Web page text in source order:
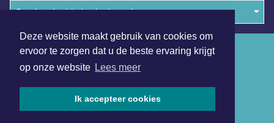
Deze website maakt gebruik van cookies om
ervoor te zorgen dat u de beste ervaring krijgt
op onze website Lees meer
Ik accepteer cookies
Overige dagbladen in de regio
Algemene voorwaarden
Disclaimer